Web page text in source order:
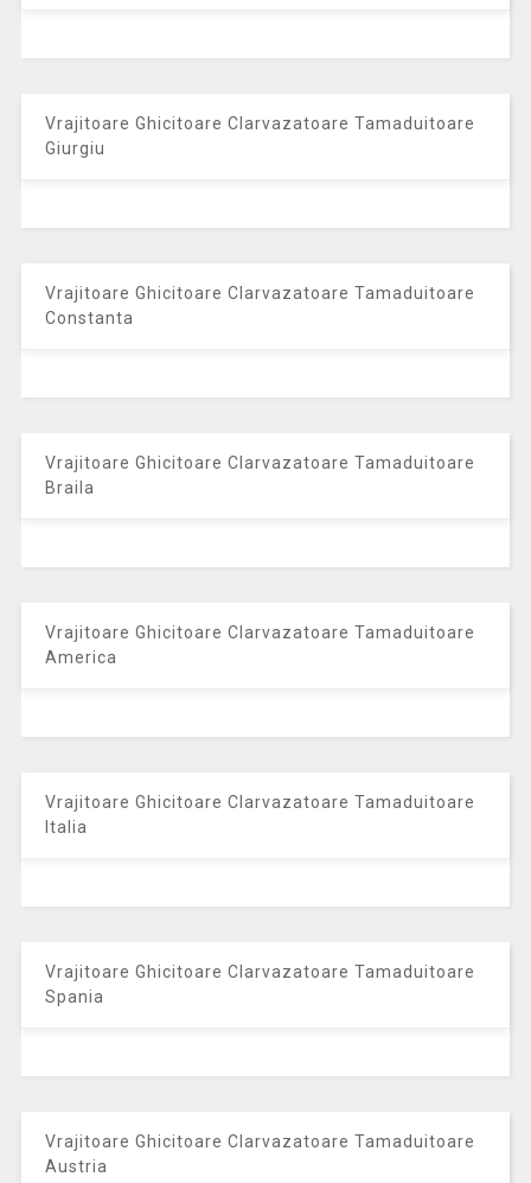
Vrajitoare Ghicitoare Clarvazatoare Tamaduitoare
Giurgiu
Vrajitoare Ghicitoare Clarvazatoare Tamaduitoare
Constanta
Vrajitoare Ghicitoare Clarvazatoare Tamaduitoare
Braila
Vrajitoare Ghicitoare Clarvazatoare Tamaduitoare
America
Vrajitoare Ghicitoare Clarvazatoare Tamaduitoare
Italia
Vrajitoare Ghicitoare Clarvazatoare Tamaduitoare
Spania
Vrajitoare Ghicitoare Clarvazatoare Tamaduitoare
Austria